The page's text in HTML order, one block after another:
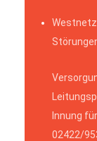
Innung
02422/